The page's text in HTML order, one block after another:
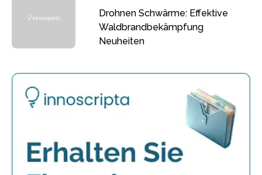
Drohnen Schwärme: Effektive
Waldbrandbekämpfung
Neuheiten